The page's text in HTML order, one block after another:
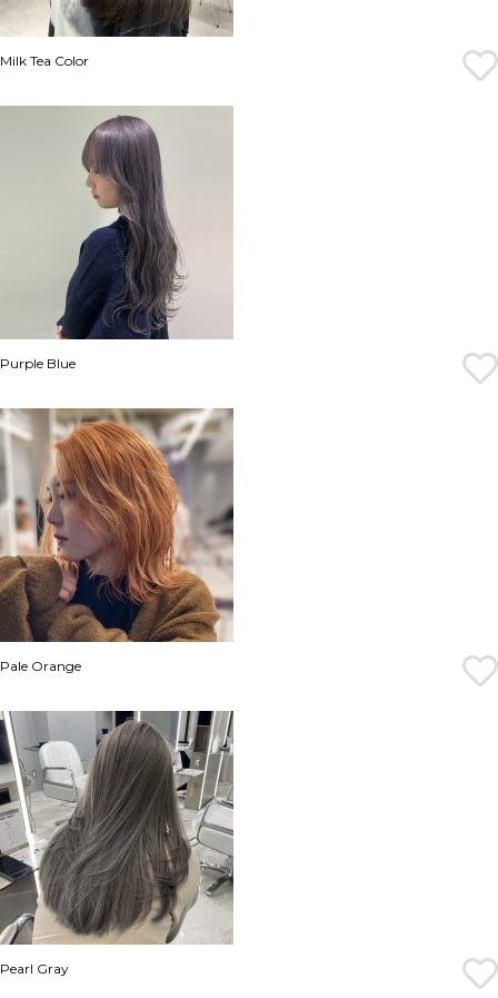
Milk Tea Color
Purple Blue
Pale Orange
Pearl Gray